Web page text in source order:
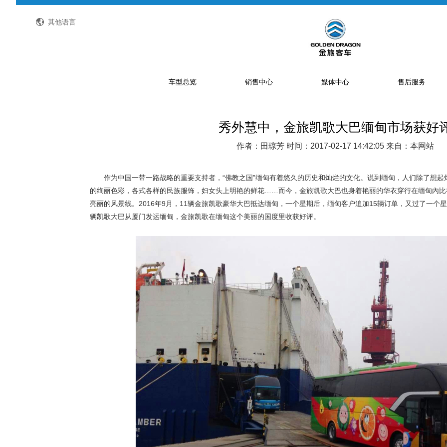
其他语言
车型总览 销售中心 媒体中心 售后服务
校车
特种车
提车流程
销售网点
大中巴经销商
新闻资讯
精彩视频
售后网点
特约服务站
配件库
省级配件专卖商
配件特许销售商
秀外慧中，金旅凯歌大巴缅甸市场获好
作者：田琼芳 时间：2017-02-17 14:42:05 来自：本网站
作为中国一带一路战略的重要支持者， “佛教之国”缅甸有着悠久的历史和灿烂的文化。说到缅甸，人们除了想
的绚丽色彩，各式各样的民族服饰，妇女头上明艳的鲜花……而今，金旅凯歌大巴也身着艳丽的华衣穿行在缅甸內
亮丽的风景线。 2016年9 月， 11辆金旅凯歌豪华大巴抵达缅甸，一个星期后，缅甸客户追加15辆订单，又过了一个
辆凯歌大巴从厦门发运缅甸，金旅凯歌在缅甸这个美丽的国度里收获好评。